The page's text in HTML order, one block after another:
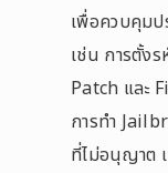
เพื่อควบคุมป
เช่น การตั้ง
Patch และ
การทำ
ที่ไม่อนุญาต